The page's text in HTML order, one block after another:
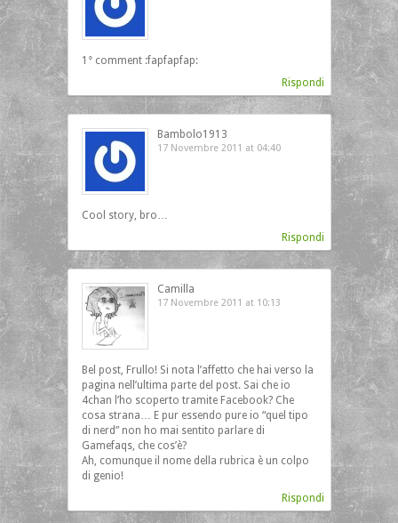
1° comment :fapfapfap:
Rispondi
Bambolo1913
17 Novembre 2011 at 04:40
Cool story, bro…
Rispondi
Camilla
17 Novembre 2011 at 10:13
Bel post, Frullo! Si nota l’affetto che hai verso la
pagina nell’ultima parte del post. Sai che io
4chan l’ho scoperto tramite Facebook? Che
cosa strana… E pur essendo pure io “quel tipo
di nerd” non ho mai sentito parlare di
Gamefaqs, che cos’è?
Ah, comunque il nome della rubrica è un colpo
di genio!
Rispondi